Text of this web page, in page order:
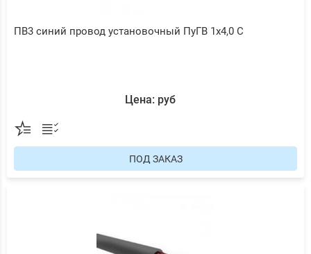
ПВ3 синий провод установочный ПуГВ 1х4,0 С
Цена: руб
ПОД ЗАКАЗ